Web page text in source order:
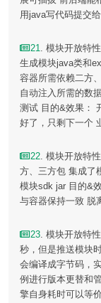
用java写代码提交
21. 模块开放特
生成模块java类和
容器所需依赖二方
自动注入所需的数
测试 目的&效果：
好了，只剩下一个
22. 模块开放特
方、三方包 集成了
模块sdk jar 目的&
与容器保持一致 脱
23. 模块开放特
秒，但是推送模块
会编译成字节码，
例进行版本更替和
擎自身耗时可以等